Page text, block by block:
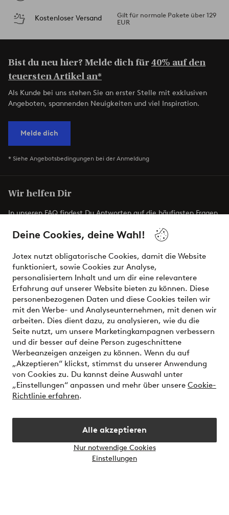
Deine Cookies, deine Wahl!
Jotex nutzt obligatorische Cookies, damit die Website
funktioniert, sowie Cookies zur Analyse,
personalisiertem Inhalt und um dir eine relevantere
Erfahrung auf unserer Website bieten zu können. Diese
personenbezogenen Daten und diese Cookies teilen wir
mit den Werbe- und Analyseunternehmen, mit denen wir
arbeiten. Dies dient dazu, zu analysieren, wie du die
Seite nutzt, um unsere Marketingkampagnen verbessern
und dir besser auf deine Person zugeschnittene
Werbeanzeigen anzeigen zu können. Wenn du auf
„Akzeptieren“ klickst, stimmst du unserer Anwendung
von Cookies zu. Du kannst deine Auswahl unter
„Einstellungen“ anpassen und mehr über unsere Cookie-
Richtlinie erfahren.
Alle akzeptieren
Nur notwendige Cookies
Einstellungen
Kostenloser Versand
Gilt für normale Pakete über 129
EUR
Bist du neu hier? Melde dich für40% auf den
teuersten Artikel an*
Als Kunde bei uns stehen Sie an erster Stelle mit exklusiven
Angeboten, spannenden Neuigkeiten und viel Inspiration.
Melde dich
* Siehe Angebotsbedingungen bei der Anmeldung
Wir helfen Dir
In unseren FAQ findest Du Antworten auf die häufigsten Fragen.
kannst.
Kundenservice Bestellung
Meine Konto
Über Jotex
Unsere Dienstleistungen
Bedingungen
Sichere Zahlungen - Jetzt bezahlen oder aufteilen
Möchtest du mehr über unsere
Zahlungsmöglichkeiten